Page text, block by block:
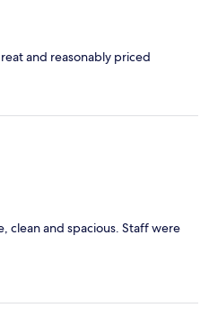
and reasonably priced
clean and spacious. Staff were